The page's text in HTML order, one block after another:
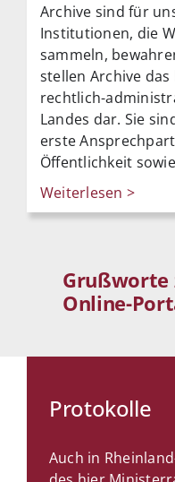
Grußworte
Online-
Archive sind für
Institutionen, die
sammeln,
stellen Archive
rechtlich-
Landes dar. Sie
erste
Öffentlichkeit
Weiterlesen >
Protokolle
Auch in